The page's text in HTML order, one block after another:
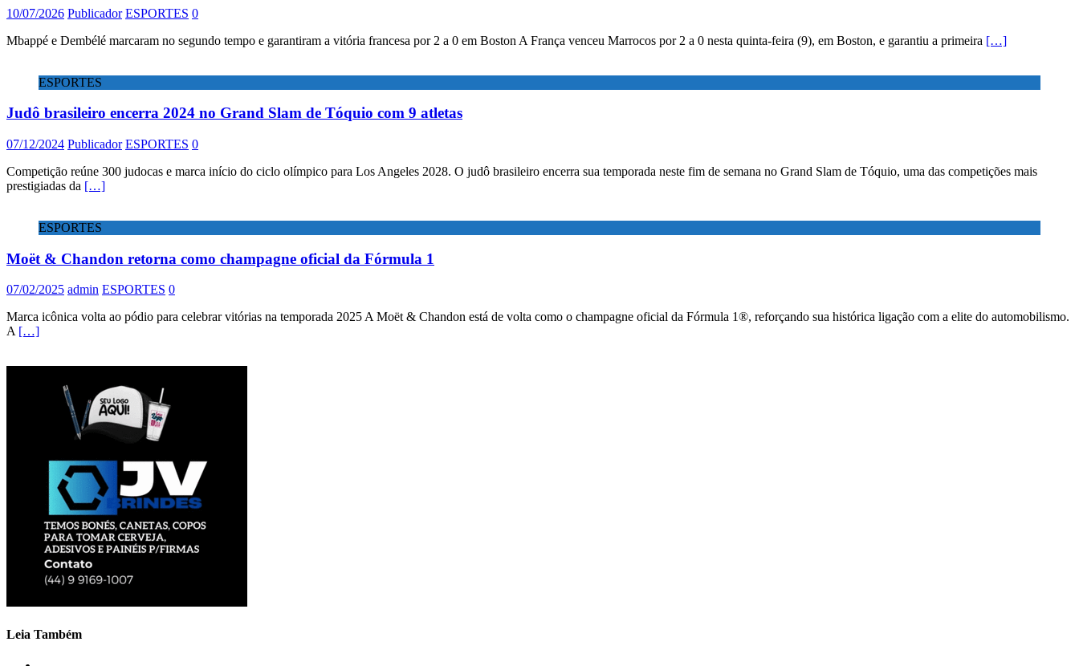
10/07/2026 Publicador ESPORTES 0
Mbappé e Dembélé marcaram no segundo tempo e garantiram a vitória francesa por 2 a 0 em Boston A França venceu Marrocos por 2 a 0 nesta quinta-feira (9), em Boston, e garantiu a primeira […]
ESPORTES
Judô brasileiro encerra 2024 no Grand Slam de Tóquio com 9 atletas
07/12/2024 Publicador ESPORTES 0
Competição reúne 300 judocas e marca início do ciclo olímpico para Los Angeles 2028. O judô brasileiro encerra sua temporada neste fim de semana no Grand Slam de Tóquio, uma das competições mais
prestigiadas da […]
ESPORTES
Moët & Chandon retorna como champagne oficial da Fórmula 1
07/02/2025 admin ESPORTES 0
Marca icônica volta ao pódio para celebrar vitórias na temporada 2025 A Moët & Chandon está de volta como o champagne oficial da Fórmula 1®, reforçando sua histórica ligação com a elite do automobilismo.
A […]
Leia Também